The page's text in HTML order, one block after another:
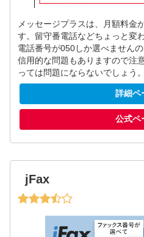
メッセージプラスは、月額料金
す。留守番電話などちょっと変
電話番号が050しか選べません
信用的な問題もありますので注
っては問題にならないでしょう。
詳細ペ
公式ペ
jFax